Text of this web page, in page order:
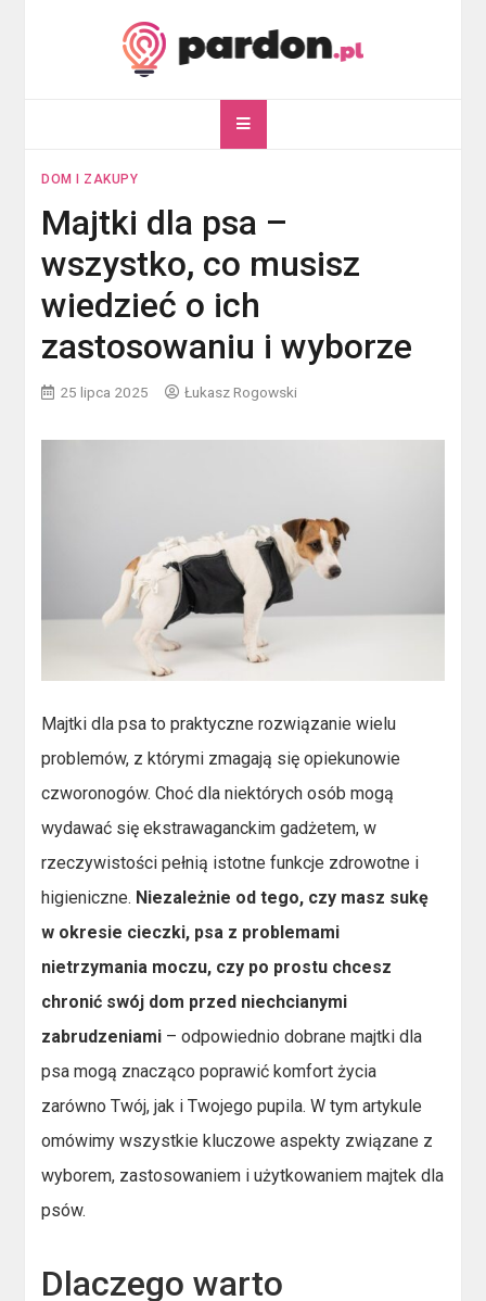
pardon.pl
DOM I ZAKUPY
Majtki dla psa –
wszystko, co musisz
wiedzieć o ich
zastosowaniu i wyborze
25 lipca 2025 Łukasz Rogowski
Majtki dla psa to praktyczne rozwiązanie wielu
problemów, z którymi zmagają się opiekunowie
czworonogów. Choć dla niektórych osób mogą
wydawać się ekstrawaganckim gadżetem, w
rzeczywistości pełnią istotne funkcje zdrowotne i
higieniczne. Niezależnie od tego, czy masz sukę
w okresie cieczki, psa z problemami
nietrzymania moczu, czy po prostu chcesz
chronić swój dom przed niechcianymi
zabrudzeniami – odpowiednio dobrane majtki dla
psa mogą znacząco poprawić komfort życia
zarówno Twój, jak i Twojego pupila. W tym artykule
omówimy wszystkie kluczowe aspekty związane z
wyborem, zastosowaniem i użytkowaniem majtek dla
psów.
Dlaczego warto